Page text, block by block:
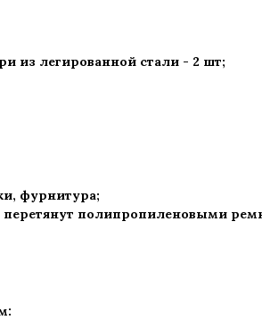
из легированной стали - 2 шт;
фурнитура;
перетянут полипропиленовыми